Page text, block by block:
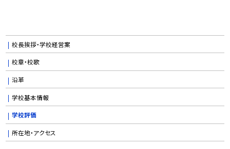
校長挨拶・学校経営案
校章・校歌
沿革
学校基本情報
学校評価
所在地・アクセス